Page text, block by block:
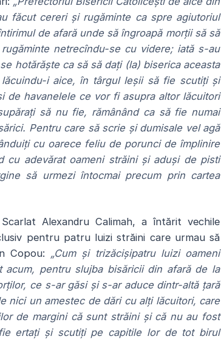
făcut cereri și rugăminte ca spre agiutoriul
de afară unde să îngroapă morții să să
netrecîndu-se cu videre; iată s-au
hotărăște ca să să dați (la) biserica aceasta
i aice, în târgul Ieșii să fie scutiți și
de havanelele ce vor fi asupra altor lăcuitori
să nu fie, rămânând ca să fie numai
Pentru care să scrie și dumisale vel agă
cu oarece feliu de porunci de împlinire
adevărat oameni străini și aduși de pisti
să urmezi întocmai precum prin cartea
Alexandru Calimah, a întărit vechile
pentru patru luizi străini care urmau să
Copou: „Cum și trizăcișipatru luizi oameni
pentru slujba bisăricii din afară de la
ce s-ar găsi și s-ar aduce dintr-altă țară
nici un amestec de dări cu alți lăcuitori, care
de margini că sunt străini și că nu au fost
ertați și scutiți pe capitile lor de tot birul